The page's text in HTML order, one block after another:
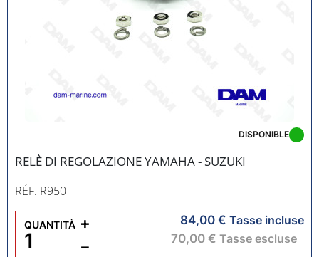
RELÈ DI REGOLAZIONE YAMAHA - SUZUKI
RÉF. R950
DISPONIBLE
84,00 € Tasse incluse
70,00 € Tasse escluse
QUANTITÀ
−
+